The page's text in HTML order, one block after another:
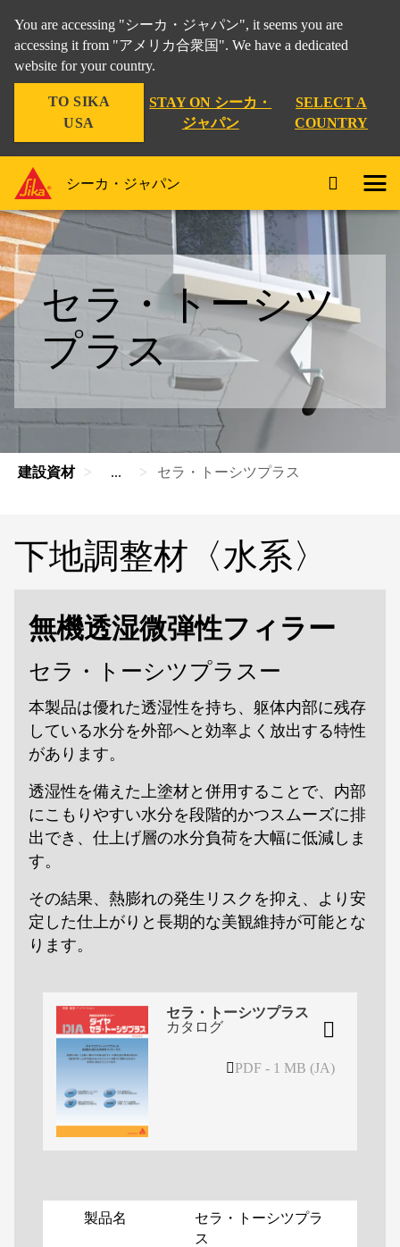
You are accessing "シーカ・ジャパン", it seems you are
accessing it from "アメリカ合衆国". We have a dedicated
website for your country.
TO SIKA
USA
STAY ON シーカ・
ジャパン
SELECT A
COUNTRY
シーカ・ジャパン
セラ・トーシツ
プラス
建設資材 ... セラ・トーシツプラス
下地調整材〈水系〉
無機透湿微弾性フィラー
セラ・トーシツプラスー
本製品は優れた透湿性を持ち、躯体内部に残存
している水分を外部へと効率よく放出する特性
があります。
透湿性を備えた上塗材と併用することで、内部
にこもりやすい水分を段階的かつスムーズに排
出でき、仕上げ層の水分負荷を大幅に低減しま
す。
その結果、熱膨れの発生リスクを抑え、より安
定した仕上がりと長期的な美観維持が可能とな
ります。
セラ・トーシツプラス
カタログ
PDF - 1 MB (JA)
製品名
セラ・トーシツプラ
ス